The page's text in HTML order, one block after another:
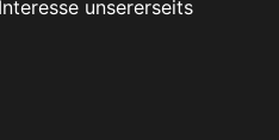
unsererseits